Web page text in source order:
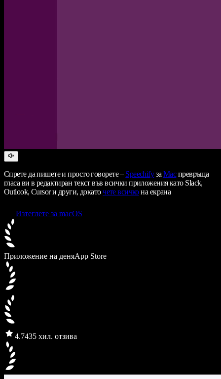
Спрете да пишете и просто говорете – SpeechifyзаMacпревръща
гласа ви в редактиран текст във всички приложения като Slack,
Outlook, Cursor и други, докаточете всичкона екрана
Изтеглете за macOS
Приложение на деняApp Store
4.7435 хил. отзива